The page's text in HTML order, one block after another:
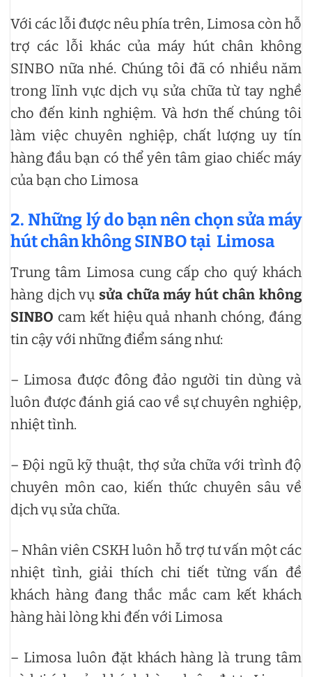
Với các lỗi được nêu phía trên, Limosa còn hỗ
trợ các lỗi khác của máy hút chân không
SINBO nữa nhé. Chúng tôi đã có nhiều năm
trong lĩnh vực dịch vụ sửa chữa từ tay nghề
cho đến kinh nghiệm. Và hơn thế chúng tôi
làm việc chuyên nghiệp, chất lượng uy tín
hàng đầu bạn có thể yên tâm giao chiếc máy
của bạn cho Limosa
2. Những lý do bạn nên chọn sửa máy
hút chân không SINBO tại Limosa
Trung tâm Limosa cung cấp cho quý khách
hàng dịch vụ sửa chữa máy hút chân không
SINBO cam kết hiệu quả nhanh chóng, đáng
tin cậy với những điểm sáng như:
– Limosa được đông đảo người tin dùng và
luôn được đánh giá cao về sự chuyên nghiệp,
nhiệt tình.
– Đội ngũ kỹ thuật, thợ sửa chữa với trình độ
chuyên môn cao, kiến thức chuyên sâu về
dịch vụ sửa chữa.
– Nhân viên CSKH luôn hỗ trợ tư vấn một các
nhiệt tình, giải thích chi tiết từng vấn đề
khách hàng đang thắc mắc cam kết khách
hàng hài lòng khi đến với Limosa
– Limosa luôn đặt khách hàng là trung tâm